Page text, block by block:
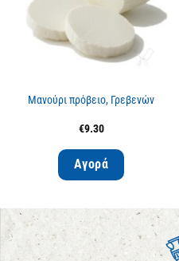
Μανούρι πρόβειο, Γρεβενών
€9.30
Αγορά